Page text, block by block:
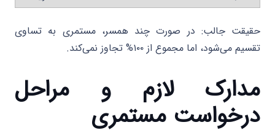
حقیقت جالب: در صورت چند همسر، مستمری به تساوی
تقسیم می‌شود، اما مجموع از ۱۰۰% تجاوز نمی‌کند.
مدارک لازم و مراحل
درخواست مستمری